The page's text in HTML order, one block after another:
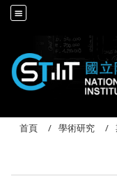
首頁 學術研究